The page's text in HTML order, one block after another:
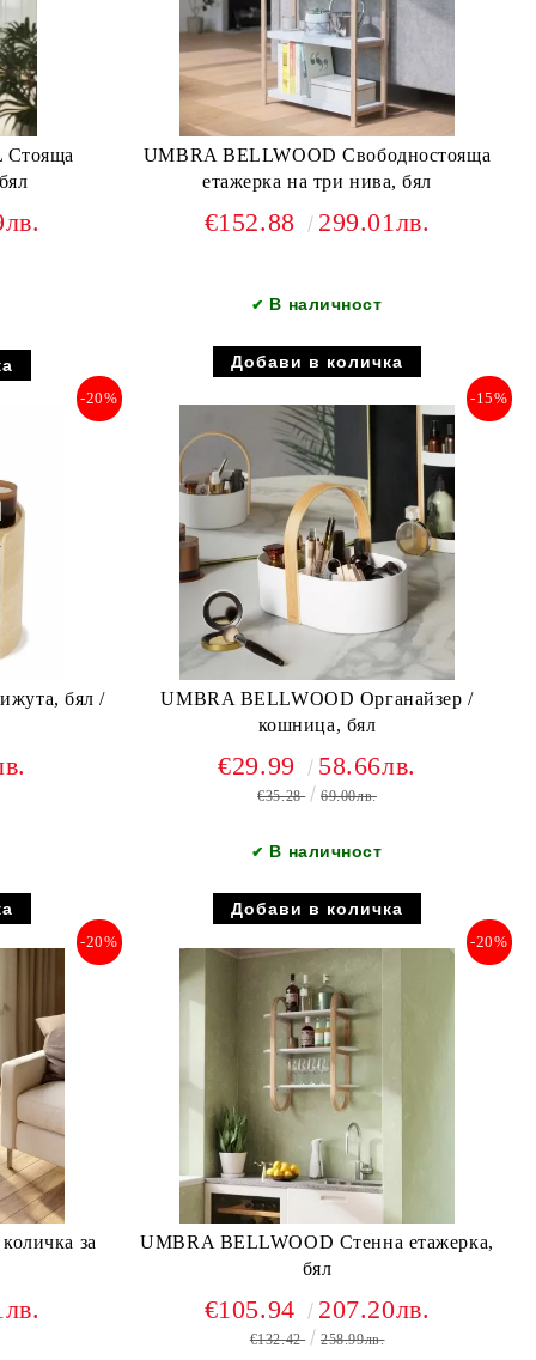
Стояща
UMBRA BELLWOOD Свободностояща
етажерка на три нива, бял
€152.88 299.01лв.
✔ В наличност
бял /
-20%
UMBRA BELLWOOD Органайзер /
кошница, бял
-15%
€29.99 58.66лв.
€35.28 69.00лв.
✔ В наличност
-20%
UMBRA BELLWOOD Стенна етажерка,
бял
-20%
€105.94 207.20лв.
€132.42 258.99лв.